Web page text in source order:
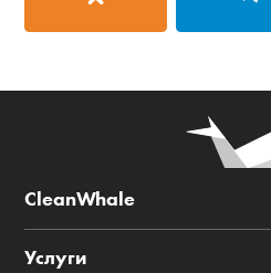
CleanWhale
Услуги